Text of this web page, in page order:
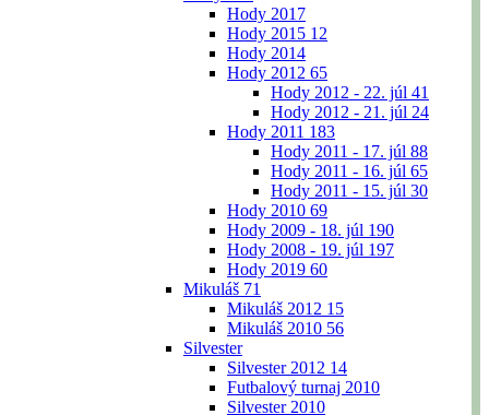
Hody 2017
Hody 2015 12
Hody 2014
Hody 2012 65
Hody 2012 - 22. júl 41
Hody 2012 - 21. júl 24
Hody 2011 183
Hody 2011 - 17. júl 88
Hody 2011 - 16. júl 65
Hody 2011 - 15. júl 30
Hody 2010 69
Hody 2009 - 18. júl 190
Hody 2008 - 19. júl 197
Hody 2019 60
Mikuláš 71
Mikuláš 2012 15
Mikuláš 2010 56
Silvester
Silvester 2012 14
Futbalový turnaj 2010
Silvester 2010